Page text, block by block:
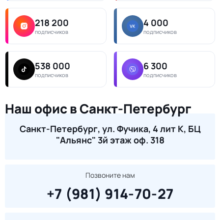
218 200
подписчиков
4 000
подписчиков
538 000
подписчиков
6 300
подписчиков
Наш офис в Санкт-Петербург
Санкт-Петербург, ул. Фучика, 4 лит К, БЦ
"Альянс" 3й этаж оф. 318
Позвоните нам
+7 (981) 914-70-27